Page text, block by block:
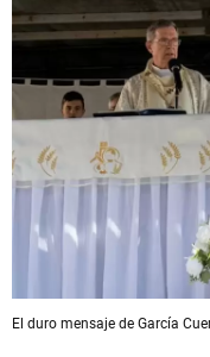
El duro mensaje de García